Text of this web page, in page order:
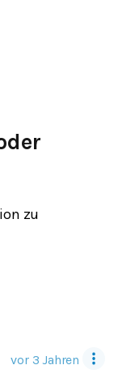
zu
vor 3 Jahren